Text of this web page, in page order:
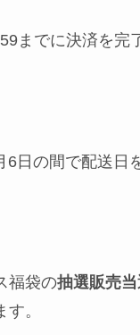
までに決済を完
6日の間で配送日
福袋の抽選販売
。